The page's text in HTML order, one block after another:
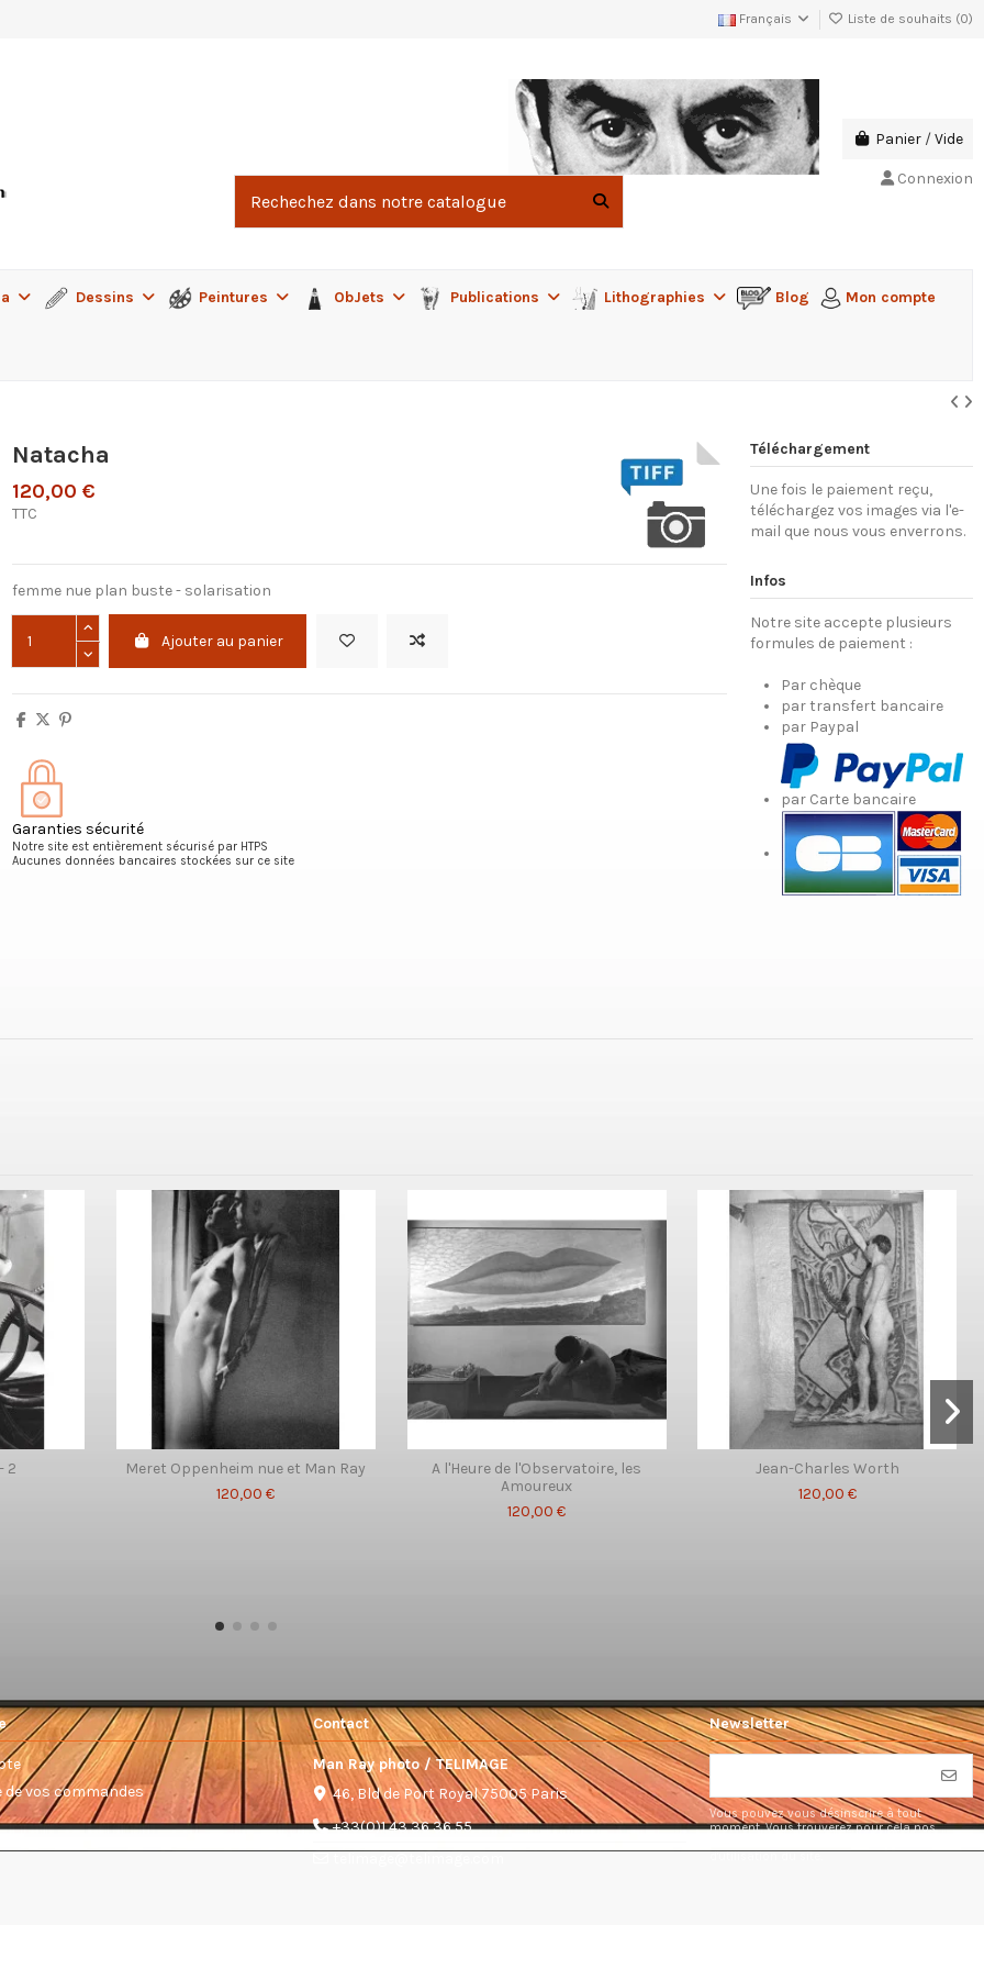
Français Liste de souhaits (0)
Panier /Vide
Connexion
Dessins Peintures ObJets Publications Lithographies Blog Mon compte
Natacha
120,00 €
TTC
femme nue plan buste - solarisation
Ajouter au panier
Garanties sécurité
Notre site est entièrement sécurisé par HTPS
Aucunes données bancaires stockées sur ce site
Téléchargement
Une fois le paiement reçu,
téléchargez vos images via l'e-
mail que nous vous enverrons.
Infos
Notre site accepte plusieurs
formules de paiement :
Par chèque
par transfert bancaire
par Paypal
par Carte bancaire
2
Meret Oppenheim nue et Man Ray
120,00 €
A l'Heure de l'Observatoire, les
Amoureux
120,00 €
Jean-Charles Worth
120,00 €
de vos commandes
Contact
Man Ray photo / TELIMAGE
46, Bld de Port Royal 75005 Paris
+33(0)1 43 36 36 55
Newsletter
Vous pouvez vous désinscrire à tout
moment. Vous trouverez pour cela nos
d'utilisation du site.